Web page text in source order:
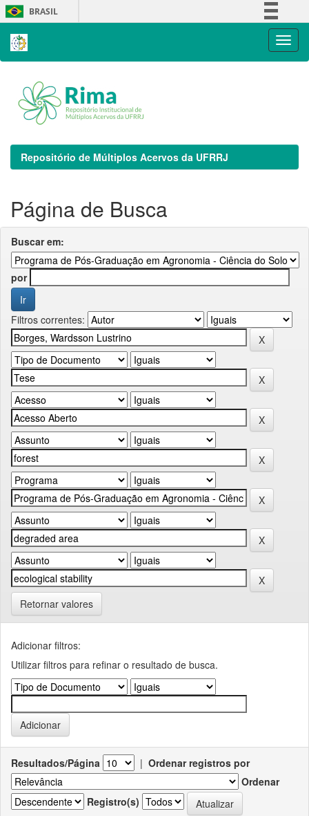
Skip
navigation
BRASIL
Repositório de Múltiplos Acervos da UFRRJ
Página de Busca
Buscar em:
por
Filtros correntes:
Retornar valores
Adicionar filtros:
Utilizar filtros para refinar o resultado de busca.
Resultados/Página | Ordenar registros por
Ordenar
Registro(s)